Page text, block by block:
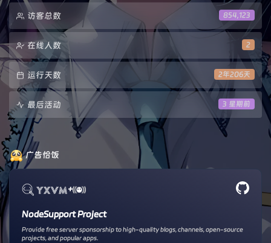
854,123
访客总数
2
在线人数
2年206天
运行天数
3 星期前
最后活动
广告恰饭
+
NodeSupport Project
Provide free server sponsorship to high-quality blogs, channels, open-source
projects, and popular apps.